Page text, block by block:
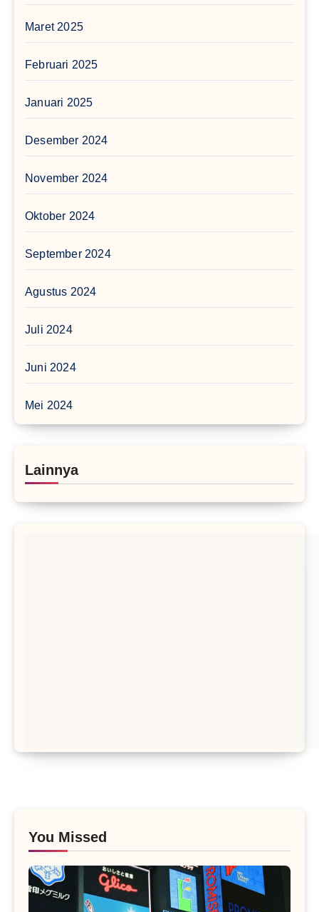
Maret 2025
Februari 2025
Januari 2025
Desember 2024
November 2024
Oktober 2024
September 2024
Agustus 2024
Juli 2024
Juni 2024
Mei 2024
Lainnya
You Missed